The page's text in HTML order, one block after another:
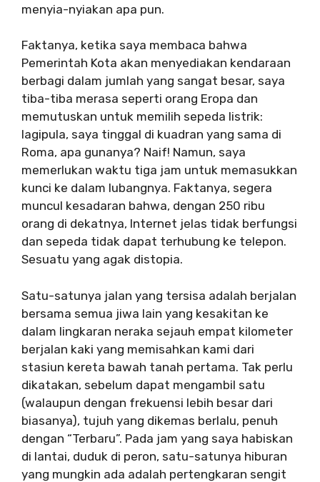
menyia-nyiakan apa pun.
Faktanya, ketika saya membaca bahwa
Pemerintah Kota akan menyediakan kendaraan
berbagi dalam jumlah yang sangat besar, saya
tiba-tiba merasa seperti orang Eropa dan
memutuskan untuk memilih sepeda listrik:
lagipula, saya tinggal di kuadran yang sama di
Roma, apa gunanya? Naif! Namun, saya
memerlukan waktu tiga jam untuk memasukkan
kunci ke dalam lubangnya. Faktanya, segera
muncul kesadaran bahwa, dengan 250 ribu
orang di dekatnya, Internet jelas tidak berfungsi
dan sepeda tidak dapat terhubung ke telepon.
Sesuatu yang agak distopia.
Satu-satunya jalan yang tersisa adalah berjalan
bersama semua jiwa lain yang kesakitan ke
dalam lingkaran neraka sejauh empat kilometer
berjalan kaki yang memisahkan kami dari
stasiun kereta bawah tanah pertama. Tak perlu
dikatakan, sebelum dapat mengambil satu
(walaupun dengan frekuensi lebih besar dari
biasanya), tujuh yang dikemas berlalu, penuh
dengan “Terbaru”. Pada jam yang saya habiskan
di lantai, duduk di peron, satu-satunya hiburan
yang mungkin ada adalah pertengkaran sengit